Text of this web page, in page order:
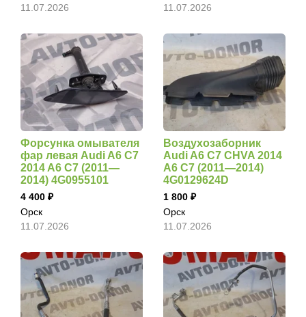
11.07.2026
11.07.2026
Форсунка омывателя
фар левая Audi A6 C7
2014 A6 C7 (2011—
2014) 4G0955101
4 400
Орск
11.07.2026
Воздухозаборник
Audi A6 C7 CHVA 2014
A6 C7 (2011—2014)
4G0129624D
1 800
Орск
11.07.2026